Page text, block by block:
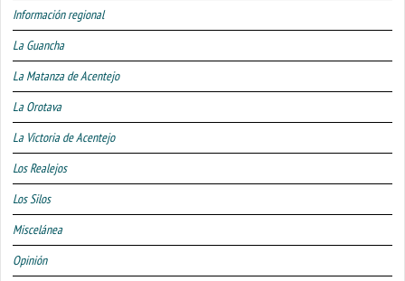
Información regional
La Guancha
La Matanza de Acentejo
La Orotava
La Victoria de Acentejo
Los Realejos
Los Silos
Miscelánea
Opinión